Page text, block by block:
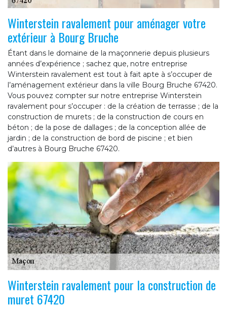
Winterstein ravalement pour aménager votre
extérieur à Bourg Bruche
Étant dans le domaine de la maçonnerie depuis plusieurs
années d’expérience ; sachez que, notre entreprise
Winterstein ravalement est tout à fait apte à s’occuper de
l’aménagement extérieur dans la ville Bourg Bruche 67420.
Vous pouvez compter sur notre entreprise Winterstein
ravalement pour s’occuper : de la création de terrasse ; de la
construction de murets ; de la construction de cours en
béton ; de la pose de dallages ; de la conception allée de
jardin ; de la construction de bord de piscine ; et bien
d’autres à Bourg Bruche 67420.
Winterstein ravalement pour la construction de
muret 67420